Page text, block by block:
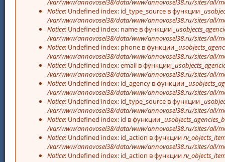
Notice: Undefined index: id_type_source в функции
/var/www/annovosel38/data/www/annovosel38.ru/sites/all/
Notice: Undefined index: name в функции
/var/www/annovosel38/data/www/annovosel38.ru/sites/all/
Notice: Undefined index: phone в функции
/var/www/annovosel38/data/www/annovosel38.ru/sites/all/
Notice: Undefined index: email в функции
/var/www/annovosel38/data/www/annovosel38.ru/sites/all/
Notice: Undefined index: id_agency в функции
/var/www/annovosel38/data/www/annovosel38.ru/sites/all/
Notice: Undefined index: id_type_source в функции
/var/www/annovosel38/data/www/annovosel38.ru/sites/all/
Notice: Undefined index: id в функции
/var/www/annovosel38/data/www/annovosel38.ru/sites/all/
Notice: Undefined index: id_action в функции
/var/www/annovosel38/data/www/annovosel38.ru/sites/all/
Notice: Undefined index: id_action в функции